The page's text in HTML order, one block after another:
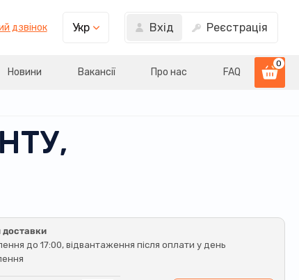
дзвінок Укр Вхід Реєстрація
Новини Вакансії Про нас FAQ
0
доставки
до 17:00, відвантаження після оплати у день